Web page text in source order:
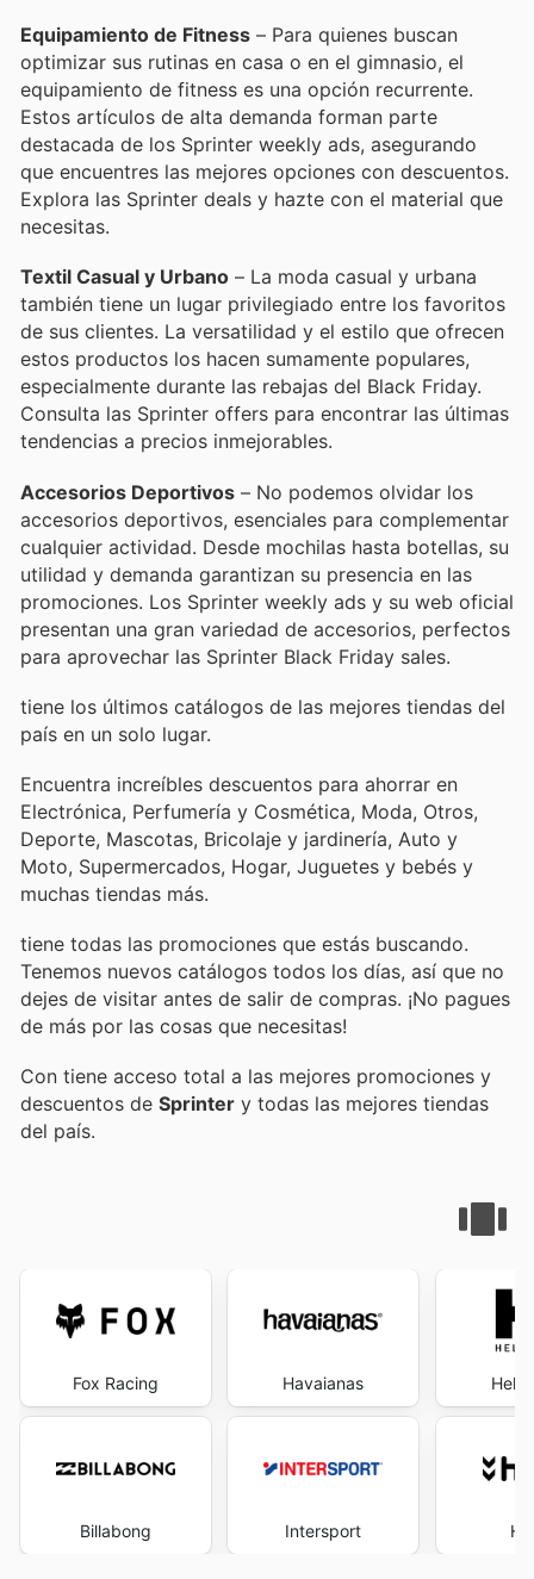
Equipamiento de Fitness – Para quienes buscan
optimizar sus rutinas en casa o en el gimnasio, el
equipamiento de fitness es una opción recurrente.
Estos artículos de alta demanda forman parte
destacada de los Sprinter weekly ads, asegurando
que encuentres las mejores opciones con descuentos.
Explora las Sprinter deals y hazte con el material que
necesitas.
Textil Casual y Urbano – La moda casual y urbana
también tiene un lugar privilegiado entre los favoritos
de sus clientes. La versatilidad y el estilo que ofrecen
estos productos los hacen sumamente populares,
especialmente durante las rebajas del Black Friday.
Consulta las Sprinter offers para encontrar las últimas
tendencias a precios inmejorables.
Accesorios Deportivos – No podemos olvidar los
accesorios deportivos, esenciales para complementar
cualquier actividad. Desde mochilas hasta botellas, su
utilidad y demanda garantizan su presencia en las
promociones. Los Sprinter weekly ads y su web oficial
presentan una gran variedad de accesorios, perfectos
para aprovechar las Sprinter Black Friday sales.
tiene los últimos catálogos de las mejores tiendas del
país en un solo lugar.
Encuentra increíbles descuentos para ahorrar en
Electrónica, Perfumería y Cosmética, Moda, Otros,
Deporte, Mascotas, Bricolaje y jardinería, Auto y
Moto, Supermercados, Hogar, Juguetes y bebés y
muchas tiendas más.
tiene todas las promociones que estás buscando.
Tenemos nuevos catálogos todos los días, así que no
dejes de visitar antes de salir de compras. ¡No pagues
de más por las cosas que necesitas!
Con tiene acceso total a las mejores promociones y
descuentos de Sprinter y todas las mejores tiendas
del país.
Fox Racing
Billabong
Havaianas
Intersport
Helly